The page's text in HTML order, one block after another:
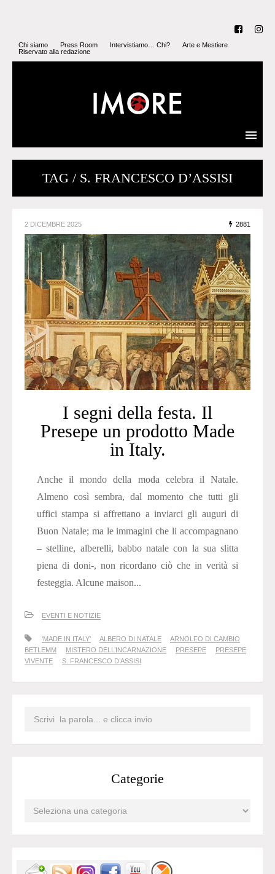
Chi siamo Press Room Intervistiamo… Chi?
Arte e Mestiere
Riservato alla redazione
TAG / S. FRANCESCO D’ASSISI
2 DICEMBRE 2025 2881
I segni della festa. Il
Presepe un prodotto Made
in Italy.
Anche il mondo della moda celebra il Natale.
Almeno così sembra, dal momento che tutti gli
uffici stampa si affrettano a inviarci gli auguri di
Buon Natale; ma le immagini che li accompagnano
– stelline, alberelli, babbo natale con la sua slitta
piena di doni-, non ricordano ciò che in verità si
festeggia. Alcune maison...
EVENTI E NOTIZIE
‘MADE IN ITALY’ ALBERO DI NATALE
ARNOLFO DI CAMBIO
BETLEMM
MISTERO DELL’INCARNAZIONE PRESEPE
PRESEPE
VIVENTE
S. FRANCESCO D’ASSISI
Categorie